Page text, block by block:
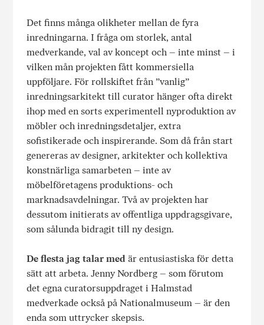
Det finns många olikheter mellan de fyra
inredningarna. I fråga om storlek, antal
medverkande, val av koncept och – inte minst – i
vilken mån projekten fått kommersiella
uppföljare. För rollskiftet från ”vanlig”
inredningsarkitekt till curator hänger ofta direkt
ihop med en sorts experimentell nyproduktion av
möbler och inredningsdetaljer, extra
sofistikerade och inspirerande. Som då från start
genereras av designer, arkitekter och kollektiva
konstnärliga samarbeten – inte av
möbelföretagens produktions- och
marknadsavdelningar. Två av projekten har
dessutom initierats av offentliga uppdragsgivare,
som sålunda bidragit till ny design.
De flesta jag talar medär entusiastiska för detta
sätt att arbeta. Jenny Nordberg – som förutom
det egna curatorsuppdraget i Halmstad
medverkade också på Nationalmuseum – är den
enda som uttrycker skepsis.